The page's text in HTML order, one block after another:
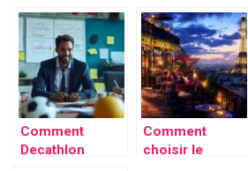
local pro sur
votre terrain :
démarches,
autorisations et
options de
financement
sécurité de
votre entreprise
avec un service
de vérification
téléphonique
performant
Comment
Decathlon
Comment
choisir le